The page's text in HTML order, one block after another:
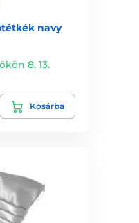
navy
8. 13.
Kosárba